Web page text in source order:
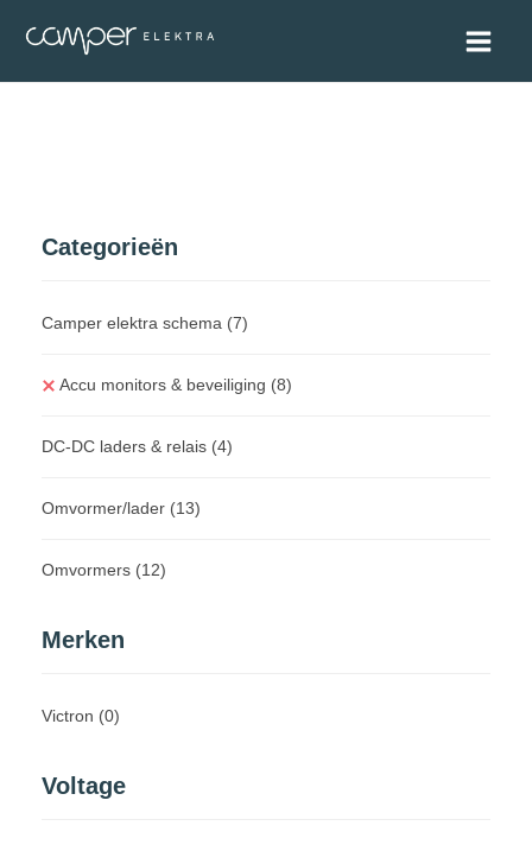
Categorieën
Camper elektra schema (7)
Accu monitors & beveiliging (8)
DC-DC laders & relais (4)
Omvormer/lader (13)
Omvormers (12)
Merken
Victron (0)
Voltage